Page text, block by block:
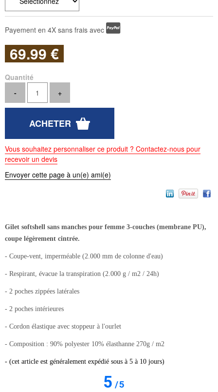
Payement en 4X sans frais avec
69.99 €
Quantité
Vous souhaitez personnaliser ce produit ? Contactez-nous pour
recevoir un devis
Envoyer cette page à un(e) ami(e)
Gilet softshell sans manches pour femme 3-couches (membrane PU),
coupe légèrement cintrée.
- Coupe-vent, imperméable (2.000 mm de colonne d'eau)
- Respirant, évacue la transpiration (2.000 g / m2 / 24h)
- 2 poches zippées latérales
- 2 poches intérieures
- Cordon élastique avec stoppeur à l'ourlet
- Composition : 90% polyester 10% élasthanne 270g / m2
- (cet article est généralement expédié sous à 5 à 10 jours)
5/5